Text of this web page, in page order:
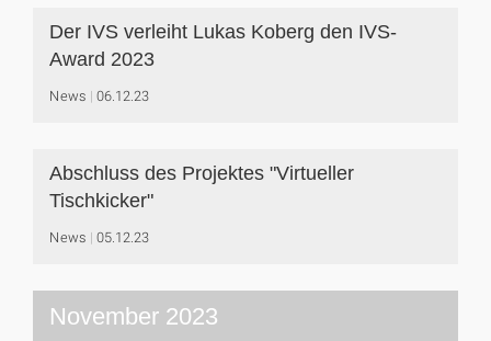
Der IVS verleiht Lukas Koberg den IVS-
Award 2023
News 06.12.23
Abschluss des Projektes "Virtueller
Tischkicker"
News 05.12.23
November 2023